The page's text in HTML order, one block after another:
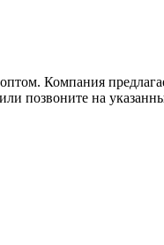
Компания
или позвоните на